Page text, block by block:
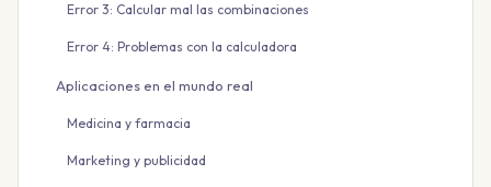
Error 3: Calcular mal las combinaciones
Error 4: Problemas con la calculadora
Aplicaciones en el mundo real
Medicina y farmacia
Marketing y publicidad